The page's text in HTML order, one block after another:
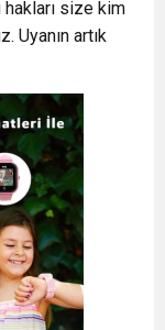
size kim
Uyanın artık